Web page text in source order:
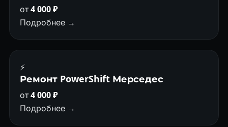
от4 000 ₽
Подробнее →
⚡
Ремонт PowerShift Мерседес
от4 000 ₽
Подробнее →